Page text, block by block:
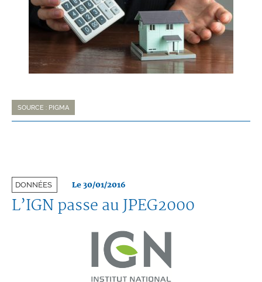
SOURCE : PIGMA
DONNÉES Le 30/01/2016
L’IGN passe au JPEG2000